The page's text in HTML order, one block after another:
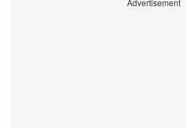
Advertisement